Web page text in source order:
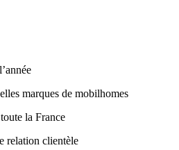
marques de mobilhomes
la France
relation clientèle